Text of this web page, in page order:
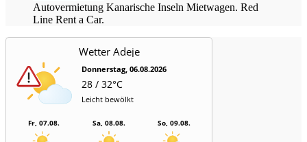
Autovermietung Kanarische Inseln Mietwagen. Red
Line Rent a Car.
Wetter Adeje
Donnerstag, 06.08.2026
28 / 32°C
Leicht bewölkt
Fr, 07.08. Sa, 08.08. So, 09.08.